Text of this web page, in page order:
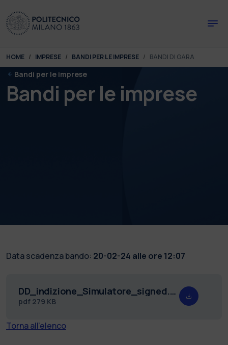
You are here:
HOME IMPRESE BANDI PER LE IMPRESE BANDI DI GARA
Bandi per le imprese
Bandi per le imprese
Data scadenza bando: 20-02-24 alle ore 12:07
DD_indizione_Simulatore_signed.pdf
pdf 279 KB
Torna all'elenco